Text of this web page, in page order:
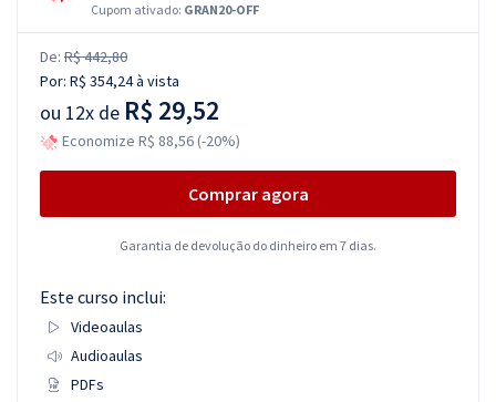
Cupom ativado: GRAN20-OFF
De: R$ 442,80
Por: R$ 354,24à vista
ou 12x de R$ 29,52
Economize R$ 88,56 (-20%)
Comprar agora
Garantia de devolução do dinheiro em 7 dias.
Este curso inclui:
Videoaulas
Audioaulas
PDFs